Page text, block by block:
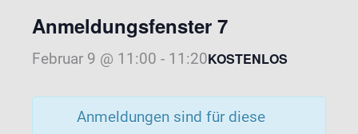
Anmeldungsfenster 7
Februar 9 @ 11:00 - 11:20KOSTENLOS
Anmeldungen sind für diese